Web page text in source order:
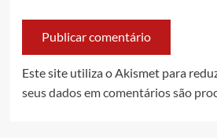
Este site utiliza o Akismet para
seus dados em comentários são